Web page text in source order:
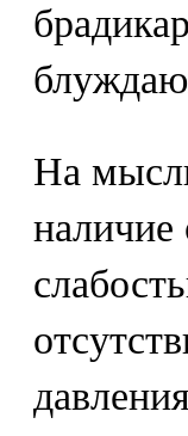
На
наличие